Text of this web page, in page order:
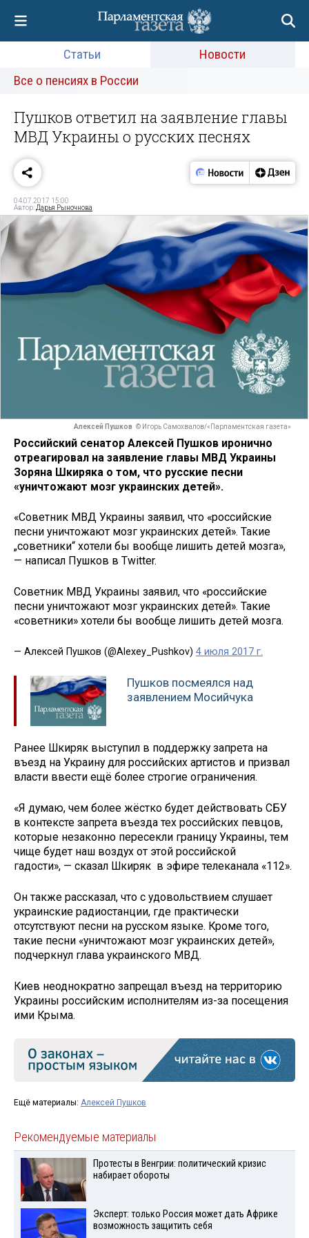
Статьи
Новости
Все о пенсиях в России
Пушков ответил на заявление главы
МВД Украины о русских песнях
04.07.2017 15:00
Автор: Дарья Рыночнова
Алексей Пушков © Игорь Самохвалов/«Парламентская газета»
Российский сенатор Алексей Пушков иронично
отреагировал на заявление главы МВД Украины
Зоряна Шкиряка о том, что русские песни
«уничтожают мозг украинских детей».
«Советник МВД Украины заявил, что «российские
песни уничтожают мозг украинских детей». Такие
„советники“ хотели бы вообще лишить детей мозга»,
— написал Пушков в Twitter.
Советник МВД Украины заявил, что «российские
песни уничтожают мозг украинских детей». Такие
«советники» хотели бы вообще лишить детей мозга.
— Алексей Пушков (@Alexey_Pushkov) 4 июля 2017 г.
Пушков посмеялся над
заявлением Мосийчука
Ранее Шкиряк выступил в поддержку запрета на
въезд на Украину для российских артистов и призвал
власти ввести ещё более строгие ограничения.
«Я думаю, чем более жёстко будет действовать СБУ
в контексте запрета въезда тех российских певцов,
которые незаконно пересекли границу Украины, тем
чище будет наш воздух от этой российской
гадости», — сказал Шкиряк в эфире телеканала «112».
Он также рассказал, что с удовольствием слушает
украинские радиостанции, где практически
отсутствуют песни на русском языке. Кроме того,
такие песни «уничтожают мозг украинских детей»,
подчеркнул глава украинского МВД.
Киев неоднократно запрещал въезд на территорию
Украины российским исполнителям из-за посещения
ими Крыма.
Ещё материалы: Алексей Пушков
Рекомендуемые материалы
Протесты в Венгрии: политический кризис
набирает обороты
Эксперт: только Россия может дать Африке
возможность защитить себя